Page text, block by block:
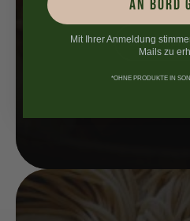
AN BORD
Mit Ihrer Anmeldung
Mails zu
*OHNE PRODUKTE IN